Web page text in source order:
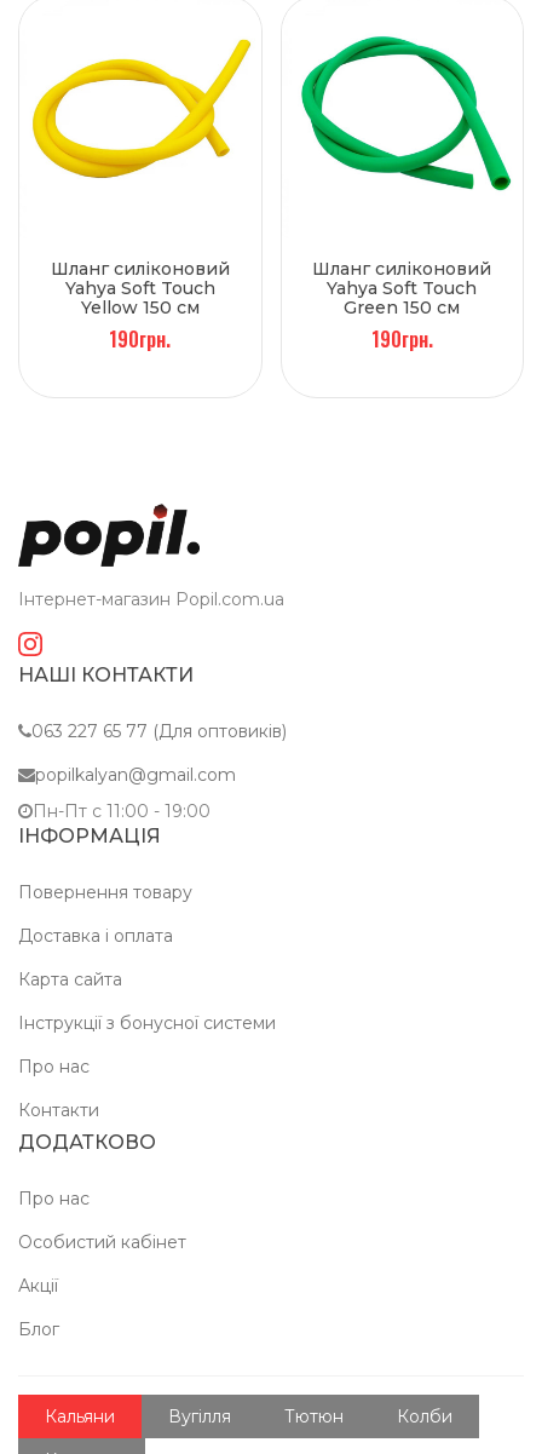
Шланг силіконовий
Yahya Soft Touch
Yellow 150 см
190грн.
Шланг силіконовий
Yahya Soft Touch
Green 150 см
190грн.
Інтернет-магазин Popil.com.ua
НАШІ КОНТАКТИ
063 227 65 77 (Для оптовиків)
popilkalyan@gmail.com
Пн-Пт c 11:00 - 19:00
ІНФОРМАЦІЯ
Повернення товару
Доставка і оплата
Карта сайта
Інструкції з бонусної системи
Про нас
Контакти
ДОДАТКОВО
Про нас
Особистий кабінет
Акції
Блог
Кальяни Вугілля Тютюн
Колби